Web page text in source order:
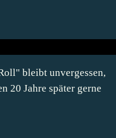
bleibt unvergessen,
20 Jahre später gerne